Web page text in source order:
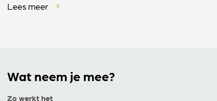
Lees meer
Wat neem je mee?
Zo werkt het